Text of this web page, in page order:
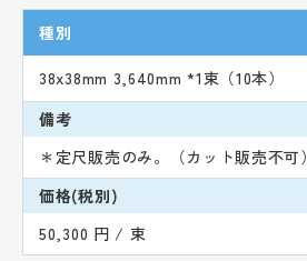
種別
38x38mm 3,640mm *1束（10本）
備考
＊定尺販売のみ。（カット販売不可）
価格(税別)
50,300 円 / 束